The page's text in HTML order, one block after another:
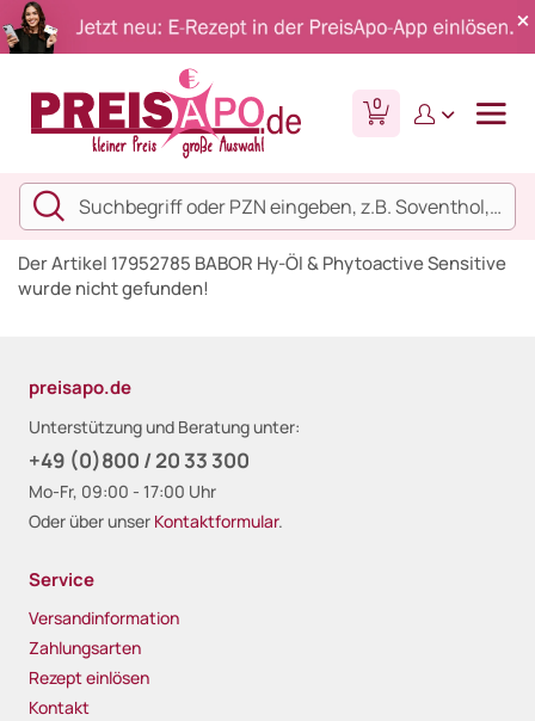
0
Der Artikel 17952785 BABOR Hy-Öl & Phytoactive Sensitive
wurde nicht gefunden!
preisapo.de
Unterstützung und Beratung unter:
+49 (0)800 / 20 33 300
Mo-Fr, 09:00 - 17:00 Uhr
Oder über unser Kontaktformular.
Service
Versandinformation
Zahlungsarten
Rezept einlösen
Kontakt